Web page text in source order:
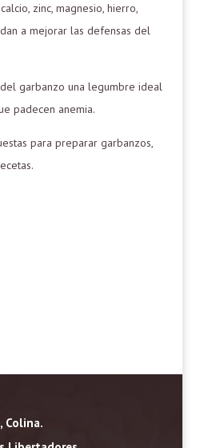
zinc, magnesio, hierro,
a mejorar las defensas del
garbanzo una legumbre ideal
padecen anemia.
para preparar garbanzos,
Colina.